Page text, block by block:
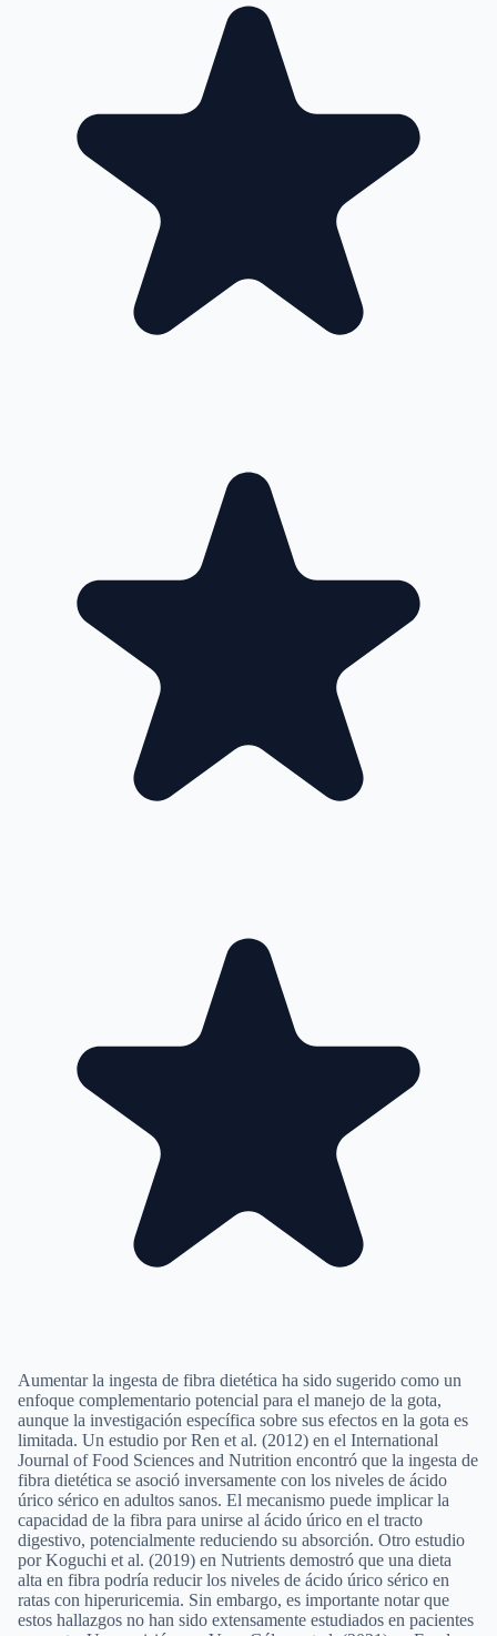
Aumentar la ingesta de fibra dietética ha sido sugerido como un
enfoque complementario potencial para el manejo de la gota,
aunque la investigación específica sobre sus efectos en la gota es
limitada. Un estudio por Ren et al. (2012) en el International
Journal of Food Sciences and Nutrition encontró que la ingesta de
fibra dietética se asoció inversamente con los niveles de ácido
úrico sérico en adultos sanos. El mecanismo puede implicar la
capacidad de la fibra para unirse al ácido úrico en el tracto
digestivo, potencialmente reduciendo su absorción. Otro estudio
por Koguchi et al. (2019) en Nutrients demostró que una dieta
alta en fibra podría reducir los niveles de ácido úrico sérico en
ratas con hiperuricemia. Sin embargo, es importante notar que
estos hallazgos no han sido extensamente estudiados en pacientes